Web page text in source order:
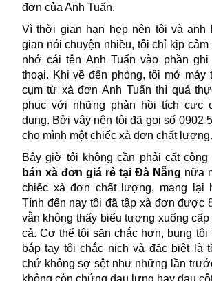
đơn của Anh Tuấn.
Vì thời gian hạn hẹp nên tôi và anh
gian nói chuyện nhiều, tôi chỉ kịp
nhớ cái tên Anh Tuấn vào phần
thoại. Khi về đến phòng, tôi mở máy
cụm từ xà đơn Anh Tuấn thì quả
phục với những phản hồi tích cực
dụng. Bởi vậy nên tôi đã gọi số 0902
cho mình một chiếc xà đơn chất lượng.
Bây giờ tôi không cần phải cất
bán xà đơn giá rẻ tại Đà Nẵng nữa
chiếc xà đơn chất lượng, mang lại
Tính đến nay tôi đã tập xà đơn được
vẫn không thấy biểu tượng xuống
cả. Cơ thể tôi săn chắc hơn, bụng tôi
bắp tay tôi chắc nịch và đặc biệt là
chứ không sợ sệt như những lần
không còn chứng đau lưng hay đau